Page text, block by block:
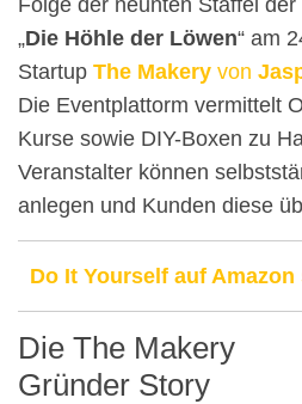
Folge der neunten Staffel
„Die Höhle der Löwen“ am
Startup The Makery von
Die Eventplattorm vermittelt
Kurse sowie DIY-Boxen zu
Veranstalter können
anlegen und Kunden diese
Do It Yourself auf Amazon
Die The Makery
Gründer Story